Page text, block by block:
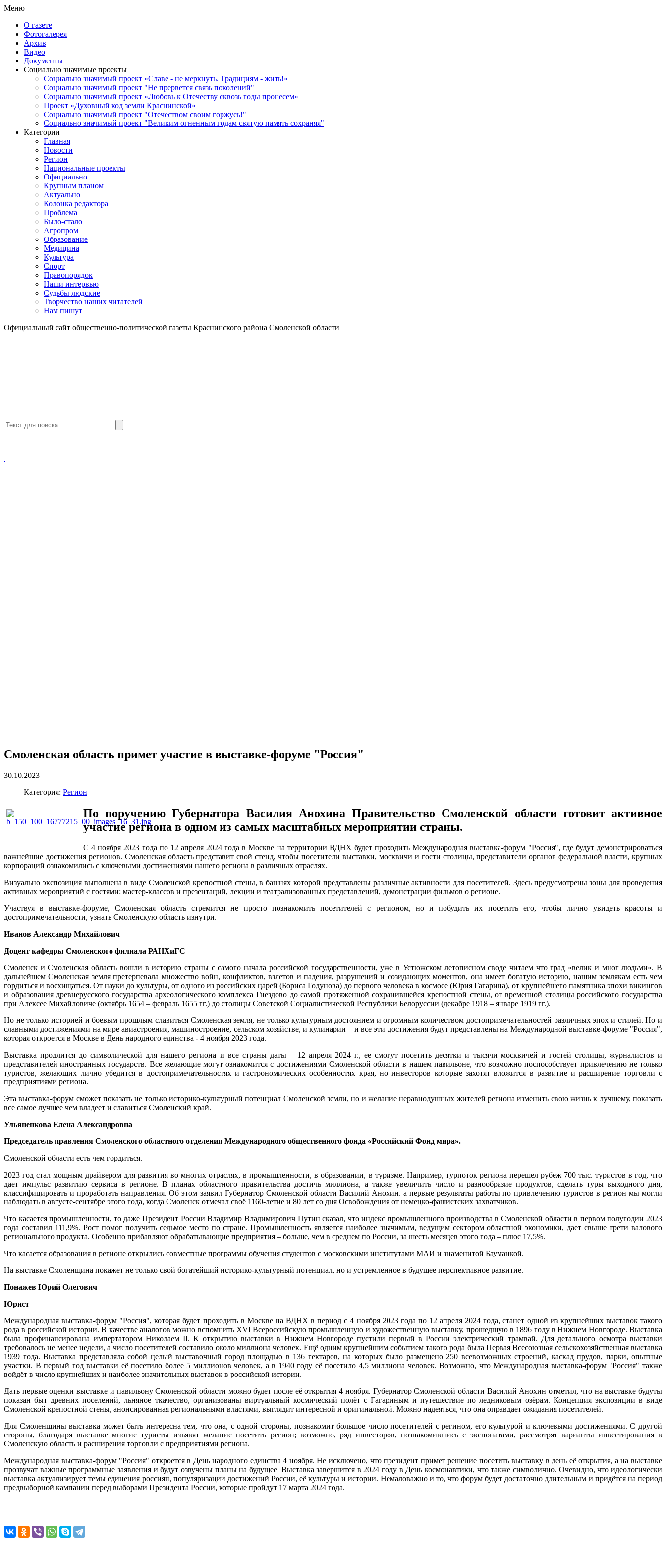
Меню
О газете
Фотогалерея
Архив
Видео
Документы
Социально значимые проекты
Социально значимый проект «Славе - не меркнуть. Традициям - жить!»
Социально значимый проект "Не прервется связь поколений"
Социально значимый проект «Любовь к Отечеству сквозь годы пронесем»
Проект «Духовный код земли Краснинской»
Социально значимый проект "Отечеством своим горжусь!"
Социально значимый проект "Великим огненным годам святую память сохраняя"
Категории
Главная
Новости
Регион
Национальные проекты
Официально
Крупным планом
Актуально
Колонка редактора
Проблема
Было-стало
Агропром
Образование
Медицина
Культура
Спорт
Правопорядок
Наши интервью
Судьбы людские
Творчество наших читателей
Нам пишут
Официальный сайт общественно-политической газеты Краснинского района Смоленской области
Смоленская область примет участие в выставке-форуме "Россия"
30.10.2023
Категория: Регион
По поручению Губернатора Василия Анохина Правительство Смоленской области готовит активное
участие региона в одном из самых масштабных мероприятии страны.
С 4 ноября 2023 года по 12 апреля 2024 года в Москве на территории ВДНХ будет проходить Международная выставка-форум "Россия", где будут демонстрироваться
важнейшие достижения регионов. Смоленская область представит свой стенд, чтобы посетители выставки, москвичи и гости столицы, представители органов федеральной власти, крупных
корпораций ознакомились с ключевыми достижениями нашего региона в различных отраслях.
Визуально экспозиция выполнена в виде Смоленской крепостной стены, в башнях которой представлены различные активности для посетителей. Здесь предусмотрены зоны для проведения
активных мероприятий с гостями: мастер-классов и презентаций, лекции и театрализованных представлений, демонстрации фильмов о регионе.
Участвуя в выставке-форуме, Смоленская область стремится не просто познакомить посетителей с регионом, но и побудить их посетить его, чтобы лично увидеть красоты и
достопримечательности, узнать Смоленскую область изнутри.
Иванов Александр Михайлович
Доцент кафедры Смоленского филиала РАНХиГС
Смоленск и Смоленская область вошли в историю страны с самого начала российской государственности, уже в Устюжском летописном своде читаем что град «велик и мног людьми». В
дальнейшем Смоленская земля претерпевала множество войн, конфликтов, взлетов и падения, разрушений и созидающих моментов, она имеет богатую историю, нашим землякам есть чем
гордиться и восхищаться. От науки до культуры, от одного из российских царей (Бориса Годунова) до первого человека в космосе (Юрия Гагарина), от крупнейшего памятника эпохи викингов
и образования древнерусского государства археологического комплекса Гнездово до самой протяженной сохранившейся крепостной стены, от временной столицы российского государства
при Алексее Михайловиче (октябрь 1654 – февраль 1655 гг.) до столицы Советской Социалистической Республики Белоруссии (декабре 1918 – январе 1919 гг.).
Но не только историей и боевым прошлым славиться Смоленская земля, не только культурным достоянием и огромным количеством достопримечательностей различных эпох и стилей. Но и
славными достижениями на мире авиастроения, машиностроение, сельском хозяйстве, и кулинарии – и все эти достижения будут представлены на Международной выставке-форуме "Россия",
которая откроется в Москве в День народного единства - 4 ноября 2023 года.
Выставка продлится до символической для нашего региона и все страны даты – 12 апреля 2024 г., ее смогут посетить десятки и тысячи москвичей и гостей столицы, журналистов и
представителей иностранных государств. Все желающие могут ознакомится с достижениями Смоленской области в нашем павильоне, что возможно поспособствует привлечению не только
туристов, желающих лично убедится в достопримечательностях и гастрономических особенностях края, но инвесторов которые захотят вложится в развитие и расширение торговли с
предприятиями региона.
Эта выставка-форум сможет показать не только историко-культурный потенциал Смоленской земли, но и желание неравнодушных жителей региона изменить свою жизнь к лучшему, показать
все самое лучшее чем владеет и славиться Смоленский край.
Ульяненкова Елена Александровна
Председатель правления Смоленского областного отделения Международного общественного фонда «Российский Фонд мира».
Смоленской области есть чем гордиться.
2023 год стал мощным драйвером для развития во многих отраслях, в промышленности, в образовании, в туризме. Например, турпоток региона перешел рубеж 700 тыс. туристов в год, что
дает импульс развитию сервиса в регионе. В планах областного правительства достичь миллиона, а также увеличить число и разнообразие продуктов, сделать туры выходного дня,
классифицировать и проработать направления. Об этом заявил Губернатор Смоленской области Василий Анохин, а первые результаты работы по привлечению туристов в регион мы могли
наблюдать в августе-сентябре этого года, когда Смоленск отмечал своё 1160-летие и 80 лет со дня Освобождения от немецко-фашистских захватчиков.
Что касается промышленности, то даже Президент России Владимир Владимирович Путин сказал, что индекс промышленного производства в Смоленской области в первом полугодии 2023
года составил 111,9%. Рост помог получить седьмое место по стране. Промышленность является наиболее значимым, ведущим сектором областной экономики, дает свыше трети валового
регионального продукта. Особенно прибавляют обрабатывающие предприятия – больше, чем в среднем по России, за шесть месяцев этого года – плюс 17,5%.
Что касается образования в регионе открылись совместные программы обучения студентов с московскими институтами МАИ и знаменитой Бауманкой.
На выставке Смоленщина покажет не только свой богатейший историко-культурный потенциал, но и устремленное в будущее перспективное развитие.
Понажев Юрий Олегович
Юрист
Международная выставка-форум "Россия", которая будет проходить в Москве на ВДНХ в период с 4 ноября 2023 года по 12 апреля 2024 года, станет одной из крупнейших выставок такого
рода в российской истории. В качестве аналогов можно вспомнить XVI Всероссийскую промышленную и художественную выставку, прошедшую в 1896 году в Нижнем Новгороде. Выставка
была профинансирована импертатором Николаем II. К открытию выставки в Нижнем Новгороде пустили первый в России электрический трамвай. Для детального осмотра выставки
требовалось не менее недели, а число посетителей составило около миллиона человек. Ещё одним крупнейшим событием такого рода была Первая Всесоюзная сельскохозяйственная выставка
1939 года. Выставка представляла собой целый выставочный город площадью в 136 гектаров, на которых было размещено 250 всевозможных строений, каскад прудов, парки, опытные
участки. В первый год выставки её посетило более 5 миллионов человек, а в 1940 году её посетило 4,5 миллиона человек. Возможно, что Международная выставка-форум "Россия" также
войдёт в число крупнейших и наиболее значительных выставок в российской истории.
Дать первые оценки выставке и павильону Смоленской области можно будет после её открытия 4 ноября. Губернатор Смоленской области Василий Анохин отметил, что на выставке будуты
показан быт древних поселений, льняное ткачество, организованы виртуальный космический полёт с Гагариным и путешествие по ледниковым озёрам. Концепция экспозиции в виде
Смоленской крепостной стены, анонсированная региональными властями, выглядит интересной и оригинальной. Можно надеяться, что она оправдает ожидания посетителей.
Для Смоленщины выставка может быть интересна тем, что она, с одной стороны, познакомит большое число посетителей с регином, его культурой и ключевыми достижениями. С другой
стороны, благодаря выставке многие туристы изъявят желание посетить регион; возможно, ряд инвесторов, познакомившись с экспонатами, рассмотрят варианты инвестирования в
Смоленскую область и расширения торговли с предприятиями региона.
Международная выставка-форум "Россия" откроется в День народного единства 4 ноября. Не исключено, что президент примет решение посетить выставку в день её открытия, а на выставке
прозвучат важные программные заявления и будут озвучены планы на будущее. Выставка завершится в 2024 году в День космонавтики, что также символично. Очевидно, что идеологически
выставка актуализирует темы единения россиян, популяризации достижений России, её культуры и истории. Немаловажно и то, что форум будет достаточно длительным и придётся на период
предвыборной кампании перед выборами Президента России, которые пройдут 17 марта 2024 года.